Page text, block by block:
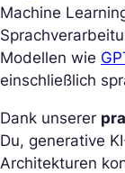
Machine
Modellen wie
einschließlich
Dank unserer
Du, generative
Architekturen